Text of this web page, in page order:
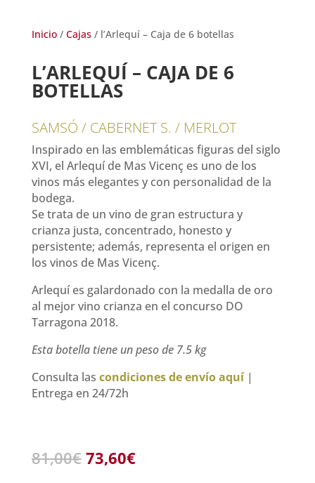
Inicio/ Cajas/ l’Arlequí – Caja de 6 botellas
L’ARLEQUÍ – CAJA DE 6
BOTELLAS
SAMSÓ / CABERNET S. / MERLOT
Inspirado en las emblemáticas figuras del siglo
XVI, el Arlequí de Mas Vicenç es uno de los
vinos más elegantes y con personalidad de la
bodega.
Se trata de un vino de gran estructura y
crianza justa, concentrado, honesto y
persistente; además, representa el origen en
los vinos de Mas Vicenç.
Arlequí es galardonado con la medalla de oro
al mejor vino crianza en el concurso DO
Tarragona 2018.
Esta botella tiene un peso de 7.5 kg
Consulta las condiciones de envío aquí |
Entrega en 24/72h
81,00€ El
73,60€El